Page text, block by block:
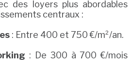
des loyers plus abordables
centraux :
: Entre 400 et 750 €/m²/an.
: De 300 à 700 €/mois